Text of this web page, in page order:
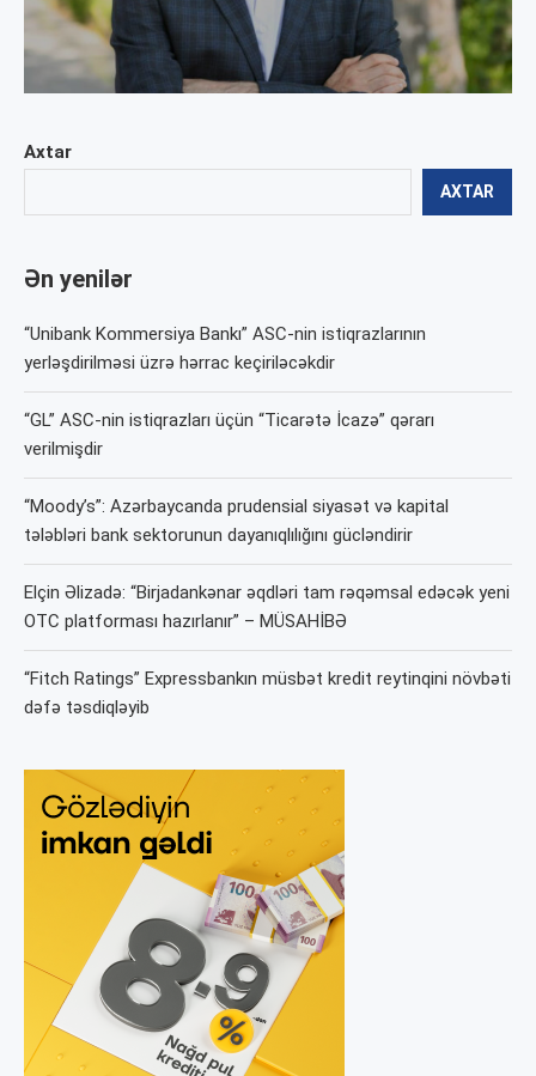
Axtar
AXTAR
Ən yenilər
“Unibank Kommersiya Bankı” ASC-nin istiqrazlarının
yerləşdirilməsi üzrə hərrac keçiriləcəkdir
“GL” ASC-nin istiqrazları üçün “Ticarətə İcazə” qərarı
verilmişdir
“Moody’s”: Azərbaycanda prudensial siyasət və kapital
tələbləri bank sektorunun dayanıqlılığını gücləndirir
Elçin Əlizadə: “Birjadankənar əqdləri tam rəqəmsal edəcək yeni
OTC platforması hazırlanır” – MÜSAHİBƏ
“Fitch Ratings” Expressbankın müsbət kredit reytinqini növbəti
dəfə təsdiqləyib